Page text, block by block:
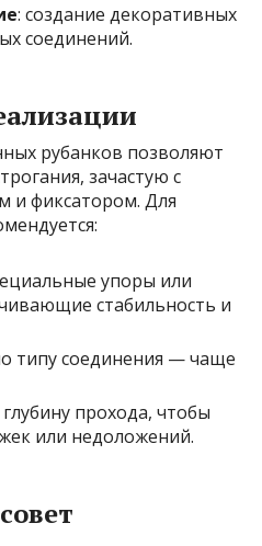
: создание декоративных
соединений.
рубанков позволяют
зачастую с
и фиксатором. Для
упоры или
стабильность и
типу соединения — чаще
прохода, чтобы
или недоложений.